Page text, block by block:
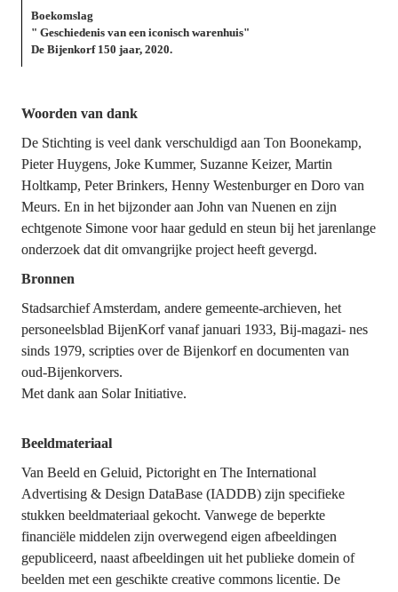
Boekomslag
" Geschiedenis van een iconisch warenhuis"
De Bijenkorf 150 jaar, 2020.
Woorden van dank
De Stichting is veel dank verschuldigd aan Ton Boonekamp,
Pieter Huygens, Joke Kummer, Suzanne Keizer, Martin
Holtkamp, Peter Brinkers, Henny Westenburger en Doro van
Meurs. En in het bijzonder aan John van Nuenen en zijn
echtgenote Simone voor haar geduld en steun bij het jarenlange
onderzoek dat dit omvangrijke project heeft gevergd.
Bronnen
Stadsarchief Amsterdam, andere gemeente-archieven, het
personeelsblad BijenKorf vanaf januari 1933, Bij-magazi- nes
sinds 1979, scripties over de Bijenkorf en documenten van
oud-Bijenkorvers.
Met dank aan Solar Initiative.
Beeldmateriaal
Van Beeld en Geluid, Pictoright en The International
Advertising & Design DataBase (IADDB) zijn specifieke
stukken beeldmateriaal gekocht. Vanwege de beperkte
financiële middelen zijn overwegend eigen afbeeldingen
gepubliceerd, naast afbeeldingen uit het publieke domein of
beelden met een geschikte creative commons licentie. De